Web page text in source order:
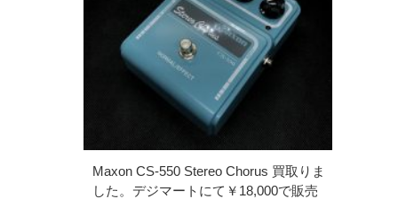
Maxon CS-550 Stereo Chorus 買取りま
した。デジマートにて￥18,000で販売